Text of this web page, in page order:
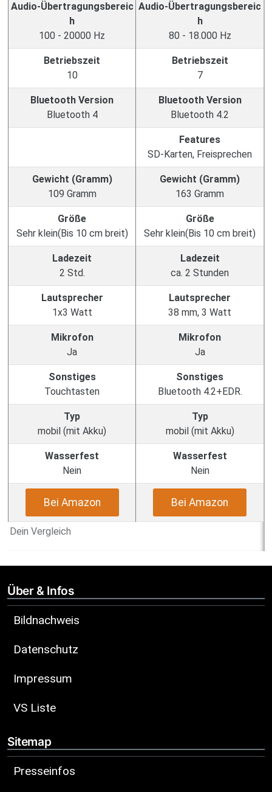
Dein Vergleich
Audio-Übertragungsbereic
h
100 - 20000 Hz
Audio-Übertragungsbereic
h
80 - 18.000 Hz
Betriebszeit
10
Betriebszeit
7
Bluetooth Version
Bluetooth 4
Bluetooth Version
Bluetooth 4.2
Features
SD-Karten, Freisprechen
Gewicht (Gramm)
109 Gramm
Gewicht (Gramm)
163 Gramm
Größe
Sehr klein(Bis 10 cm breit)
Größe
Sehr klein(Bis 10 cm breit)
Ladezeit
2 Std.
Ladezeit
ca. 2 Stunden
Lautsprecher
1x3 Watt
Lautsprecher
38 mm, 3 Watt
Mikrofon
Ja
Mikrofon
Ja
Sonstiges
Touchtasten
Sonstiges
Bluetooth 4.2+EDR.
Typ
mobil (mit Akku)
Typ
mobil (mit Akku)
Wasserfest
Nein
Wasserfest
Nein
Bei Amazon Bei Amazon
Über & Infos
Bildnachweis
Datenschutz
Impressum
VS Liste
Sitemap
Presseinfos